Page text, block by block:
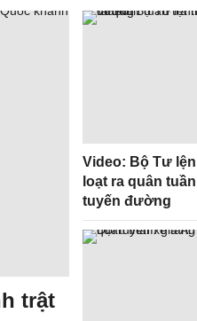
trật
Video: Bộ Tư
loạt ra quân
tuyến đường